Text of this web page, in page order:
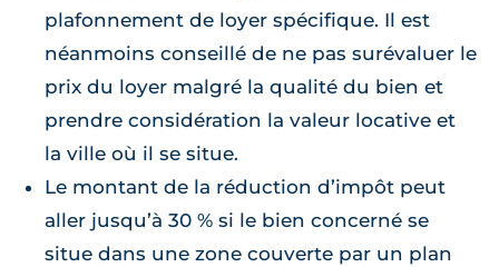
plafonnement de loyer spécifique. Il est
néanmoins conseillé de ne pas surévaluer le
prix du loyer malgré la qualité du bien et
prendre considération la valeur locative et
la ville où il se situe.
Le montant de la réduction d’impôt peut
aller jusqu’à 30 % si le bien concerné se
situe dans une zone couverte par un plan